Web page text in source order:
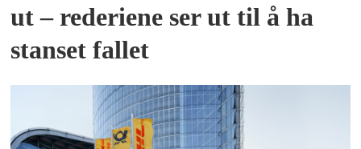
ut – rederiene ser ut til å ha
stanset fallet